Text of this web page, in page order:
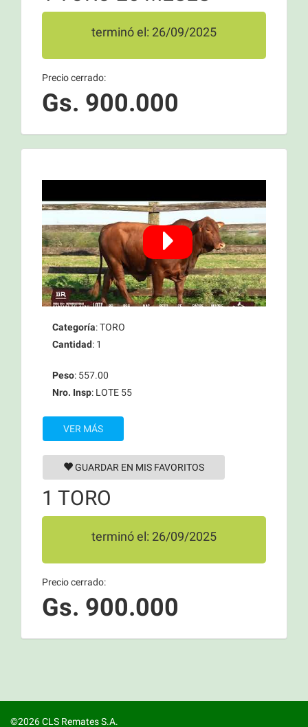
terminó el: 26/09/2025
Precio cerrado:
Gs. 900.000
Categoría: TORO
Cantidad: 1
Peso: 557.00
Nro. Insp: LOTE 55
VER MÁS
GUARDAR EN MIS FAVORITOS
1 TORO
terminó el: 26/09/2025
Precio cerrado:
Gs. 900.000
©2026 CLS Remates S.A.